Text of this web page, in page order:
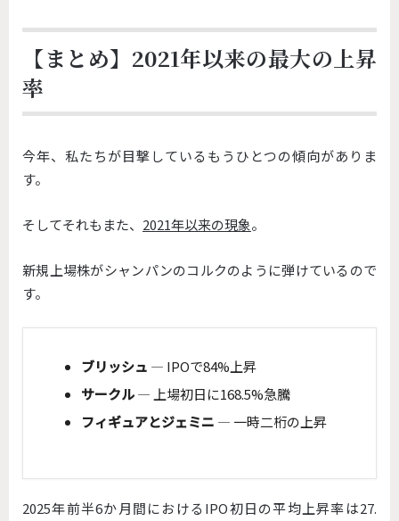
【まとめ】2021年以来の最大の上昇
率
今年、私たちが目撃しているもうひとつの傾向がありま
す。
そしてそれもまた、 2021年以来の現象。
新規上場株がシャンパンのコルクのように弾けているので
す。
ブリッシュ — IPOで84%上昇
サークル— 上場初日に168.5%急騰
フィギュアとジェミニ — 一時二桁の上昇
2025年前半6か月間におけるIPO初日の平均上昇率は27.